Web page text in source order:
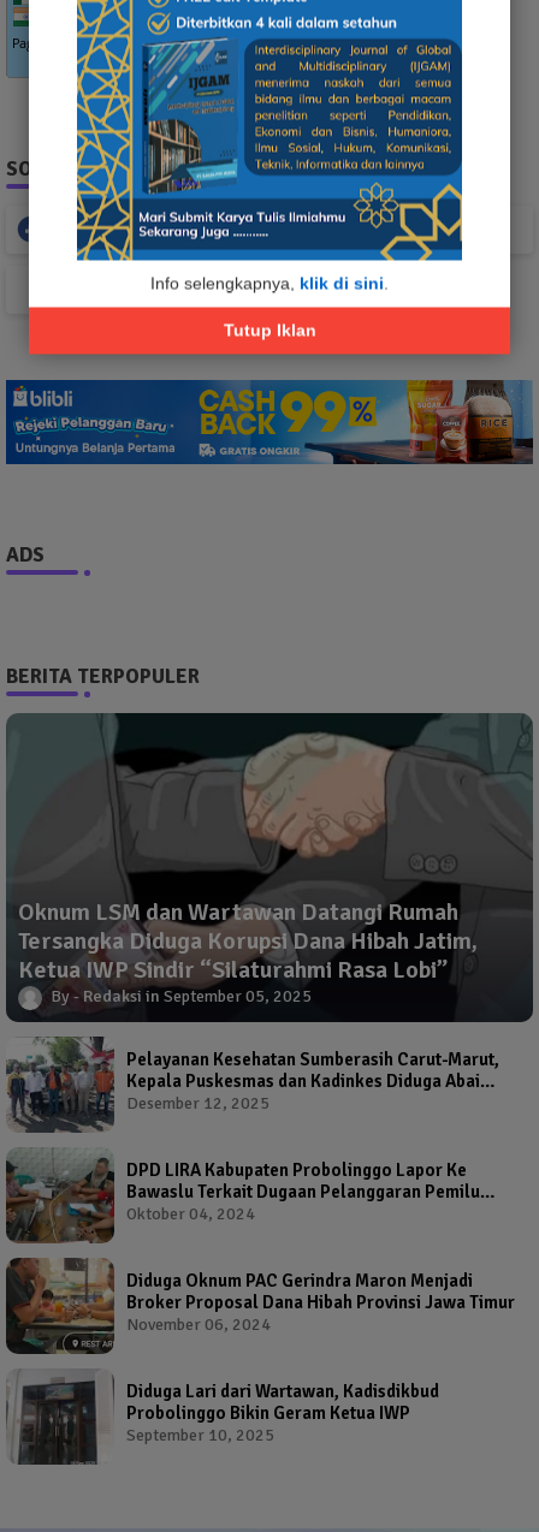
Info selengkapnya, klik di sini
Tutup Iklan
SOCIAL PLUGIN
Facebook Whatsapp
TikTok
ADS
BERITA TERPOPULER
Oknum LSM dan Wartawan Datangi Rumah
Tersangka Diduga Korupsi Dana Hibah Jatim,
Ketua IWP Sindir “Silaturahmi Rasa Lobi”
Redaksi September 05, 2025
Pelayanan Kesehatan Sumberasih Carut-Marut,
Kepala Puskesmas dan Kadinkes Diduga Abai
Warga Jadi Korban
Desember 12, 2025
DPD LIRA Kabupaten Probolinggo Lapor Ke
Bawaslu Terkait Dugaan Pelanggaran Pemilu
Oleh Salah Satu Calon Wakil Bupati Probolinggo
Oktober 04, 2024
Diduga Oknum PAC Gerindra Maron Menjadi
Broker Proposal Dana Hibah Provinsi Jawa Timur
November 06, 2024
Diduga Lari dari Wartawan, Kadisdikbud
Probolinggo Bikin Geram Ketua IWP
September 10, 2025